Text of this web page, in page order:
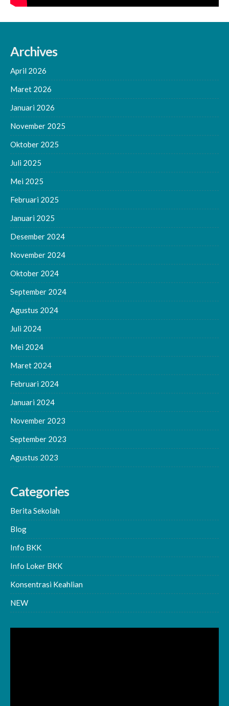
Archives
April 2026
Maret 2026
Januari 2026
November 2025
Oktober 2025
Juli 2025
Mei 2025
Februari 2025
Januari 2025
Desember 2024
November 2024
Oktober 2024
September 2024
Agustus 2024
Juli 2024
Mei 2024
Maret 2024
Februari 2024
Januari 2024
November 2023
September 2023
Agustus 2023
Categories
Berita Sekolah
Blog
Info BKK
Info Loker BKK
Konsentrasi Keahlian
NEW